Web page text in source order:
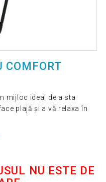
COMFORT
mijloc ideal de a sta
plajă și a vă relaxa în
NU ESTE DE